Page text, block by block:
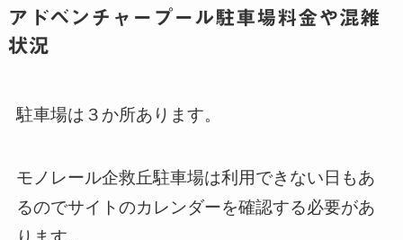
アドベンチャープール駐車場料金や混雑
状況
駐車場は３か所あります。
モノレール企救丘駐車場は利用できない日もあ
るのでサイトのカレンダーを確認する必要があ